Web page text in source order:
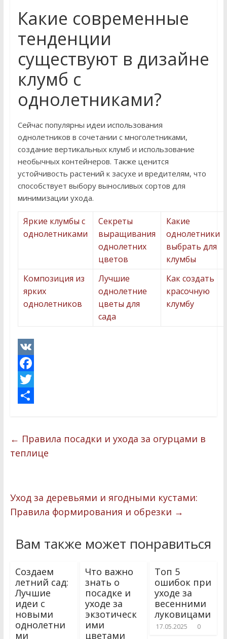
Какие современные
тенденции
существуют в дизайне
клумб с
однолетниками?
Сейчас популярны идеи использования
однолетников в сочетании с многолетниками,
создание вертикальных клумб и использование
необычных контейнеров. Также ценится
устойчивость растений к засухе и вредителям, что
способствует выбору выносливых сортов для
минимизации ухода.
Яркие клумбы с
однолетниками
Секреты
выращивания
однолетних
цветов
Какие
однолетники
выбрать для
клумбы
Композиция из
ярких
однолетников
Лучшие
однолетние
цветы для
сада
Как создать
красочную
клумбу
V
K
F
a
b
T
tп
и
ь
← Правила посадки и ухода за огурцами в
теплице
Уход за деревьями и ягодными кустами:
Правила формирования и обрезки →
Вам также может понравиться
Создаем
летний сад:
Лучшие
идеи с
новыми
однолетни
ми
Что важно
знать о
посадке и
уходе за
экзотическ
ими
цветами
Топ 5
ошибок при
уходе за
весенними
луковицами
17.05.2025 0